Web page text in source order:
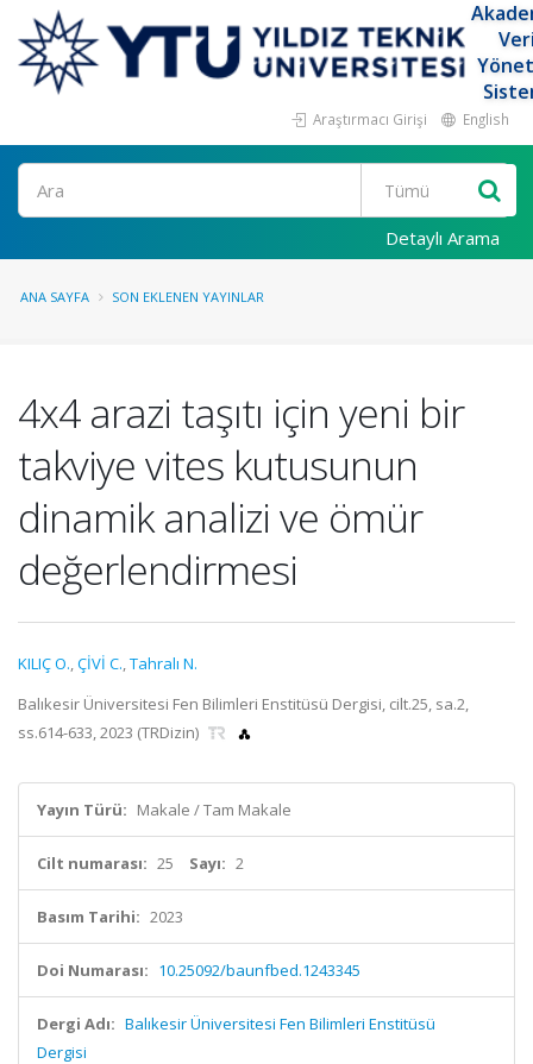
Araştırmacı Girişi English
Ara
Detaylı Arama
ANA SAYFA SON EKLENEN YAYINLAR
4x4 arazi taşıtı için yeni bir
takviye vites kutusunun
dinamik analizi ve ömür
değerlendirmesi
KILIÇ O.,ÇİVİ C.,Tahralı N.
Balıkesir Üniversitesi Fen Bilimleri Enstitüsü Dergisi, cilt.25, sa.2,
ss.614-633, 2023 (TRDizin)
Yayın Türü: Makale / Tam Makale
Cilt numarası: 25 Sayı: 2
Basım Tarihi: 2023
Doi Numarası: 10.25092/baunfbed.1243345
Dergi Adı: Balıkesir Üniversitesi Fen Bilimleri Enstitüsü
Dergisi